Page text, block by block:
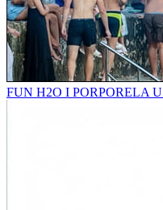
FUN H2O I PORPORELA